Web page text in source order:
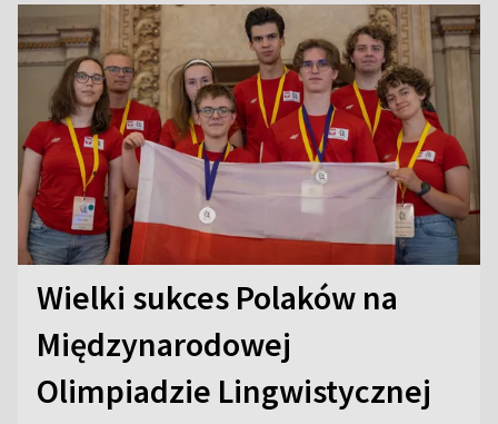
Wielki sukces Polaków na
Międzynarodowej
Olimpiadzie Lingwistycznej